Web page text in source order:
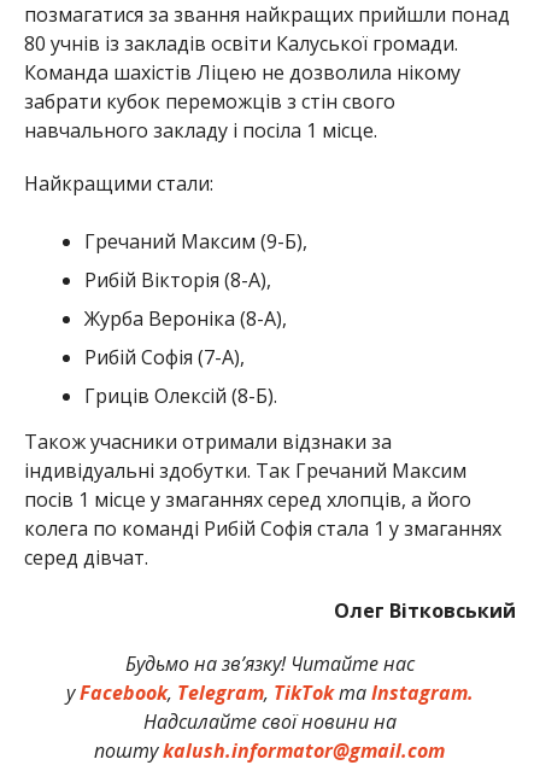
позмагатися за звання найкращих прийшли понад
80 учнів із закладів освіти Калуської громади.
Команда шахістів Ліцею не дозволила нікому
забрати кубок переможців з стін свого
навчального закладу і посіла 1 місце.
Найкращими стали:
Гречаний Максим (9-Б),
Рибій Вікторія (8-А),
Журба Вероніка (8-А),
Рибій Софія (7-А),
Гриців Олексій (8-Б).
Також учасники отримали відзнаки за
індивідуальні здобутки. Так Гречаний Максим
посів 1 місце у змаганнях серед хлопців, а його
колега по команді Рибій Софія стала 1 у змаганнях
серед дівчат.
Олег Вітковський
Будьмо на зв’язку! Читайте нас
уFacebook, Telegram, TikTokтаInstagram.
Надсилайте свої новини на
поштуkalush.informator@gmail.com